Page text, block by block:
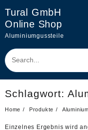
content
Tural GmbH
Online Shop
Aluminiumgussteile
Schlagwort:
Home Produkte
Einzelnes Ergebnis wird